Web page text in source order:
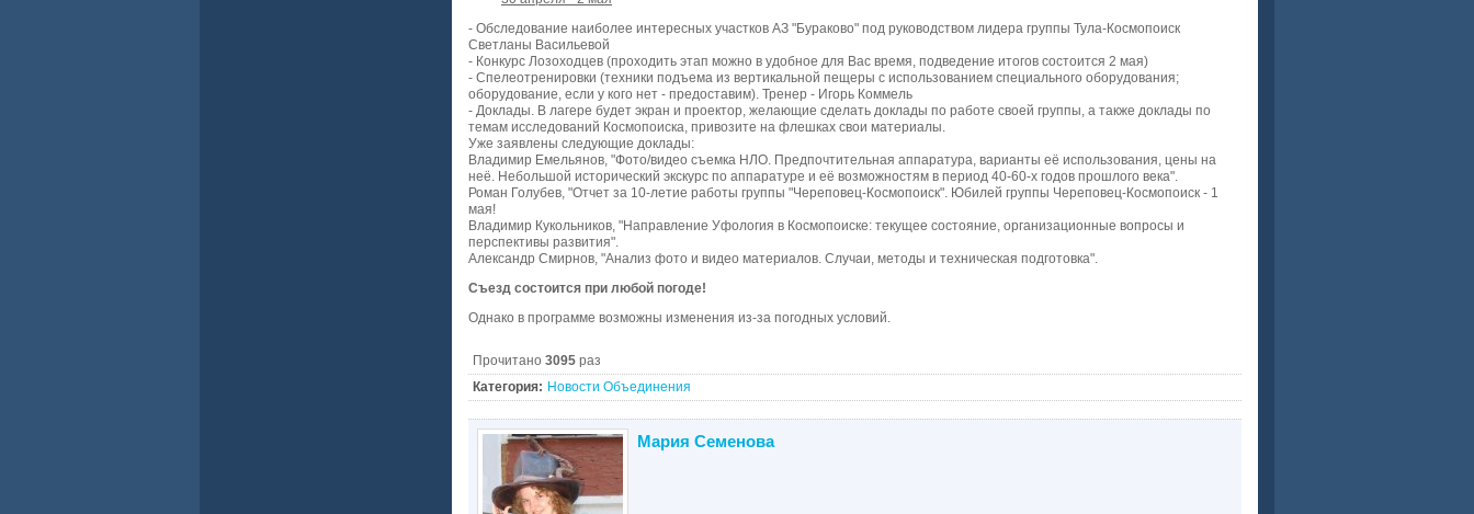
- Обследование наиболее интересных участков АЗ "Бураково" под руководством лидера группы Тула-Космопоиск
Светланы Васильевой
- Конкурс Лозоходцев (проходить этап можно в удобное для Вас время, подведение итогов состоится 2 мая)
- Спелеотренировки (техники подъема из вертикальной пещеры с использованием специального оборудования;
оборудование, если у кого нет - предоставим). Тренер - Игорь Коммель
- Доклады. В лагере будет экран и проектор, желающие сделать доклады по работе своей группы, а также доклады по
темам исследований Космопоиска, привозите на флешках свои материалы.
Уже заявлены следующие доклады:
Владимиp Емельянов, "Фото/видео съемка НЛО. Предпочтительная аппаратура, варианты её использования, цены на
неё. Небольшой исторический экскурс по аппаратуре и её возможностям в период 40-60-х годов прошлого века".
Роман Голубев, "Отчет за 10-летие работы группы "Череповец-Космопоиск". Юбилей группы Череповец-Космопоиск - 1
мая!
Владимир Кукольников, "Направление Уфология в Космопоиске: текущее состояние, организационные вопросы и
перспективы развития".
Александр Смирнов, "Анализ фото и видео материалов. Случаи, методы и техническая подготовка".
Съезд состоится при любой погоде!
Однако в программе возможны изменения из-за погодных условий.
Прочитано 3095 раз
Категория: Новости Объединения
Мария Семенова